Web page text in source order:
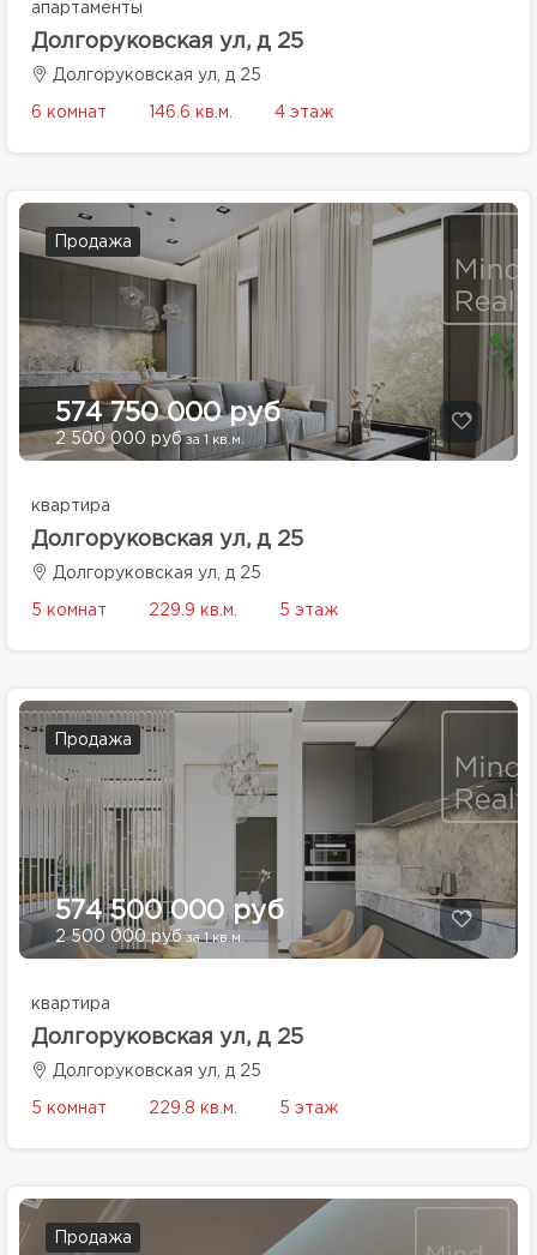
апартаменты
Долгоруковская ул, д 25
Долгоруковская ул, д 25
6 комнат 146.6 кв.м. 4 этаж
Продажа
574 750 000 руб
2 500 000 руб за 1 кв.м.
квартира
Долгоруковская ул, д 25
Долгоруковская ул, д 25
5 комнат 229.9 кв.м. 5 этаж
Продажа
574 500 000 руб
2 500 000 рубза 1 кв.м.
квартира
Долгоруковская ул, д 25
Долгоруковская ул, д 25
5 комнат 229.8 кв.м. 5 этаж
Продажа